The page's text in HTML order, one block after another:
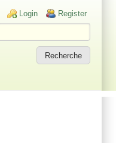
Login links
Login Register